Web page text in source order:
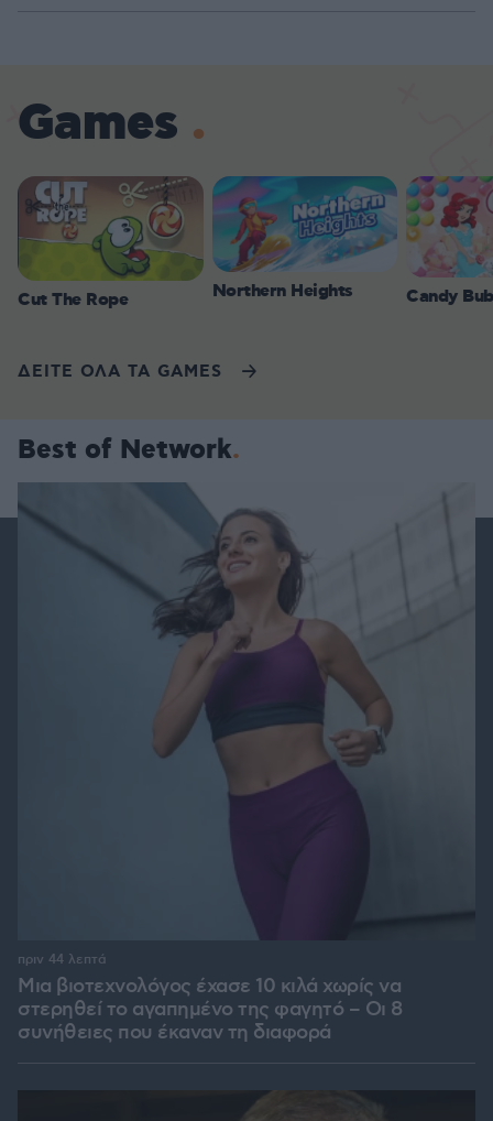
Games
Cut The Rope Northern Heights Candy
ΔΕΙΤΕ ΟΛΑ ΤΑ GAMES
Best of Network
Μια βιοτεχνολόγος έχασε 10 κιλά χωρίς να
στερηθεί το αγαπημένο της φαγητό – Οι 8
συνήθειες που έκαναν τη διαφορά
πριν 44 λεπτά